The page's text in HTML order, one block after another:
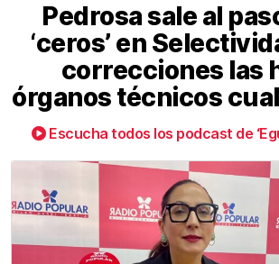
Pedrosa sale al
‘ceros’ en
correcciones las
órganos técnicos
Escucha todos los podcast de